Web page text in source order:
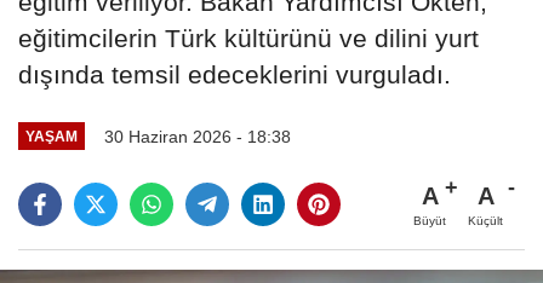
eğitimcilerin Türk kültürünü ve dilini yurt
dışında temsil edeceklerini vurguladı.
YAŞAM 30 Haziran 2026 - 18:38
A
Büyüt
A
Küçült